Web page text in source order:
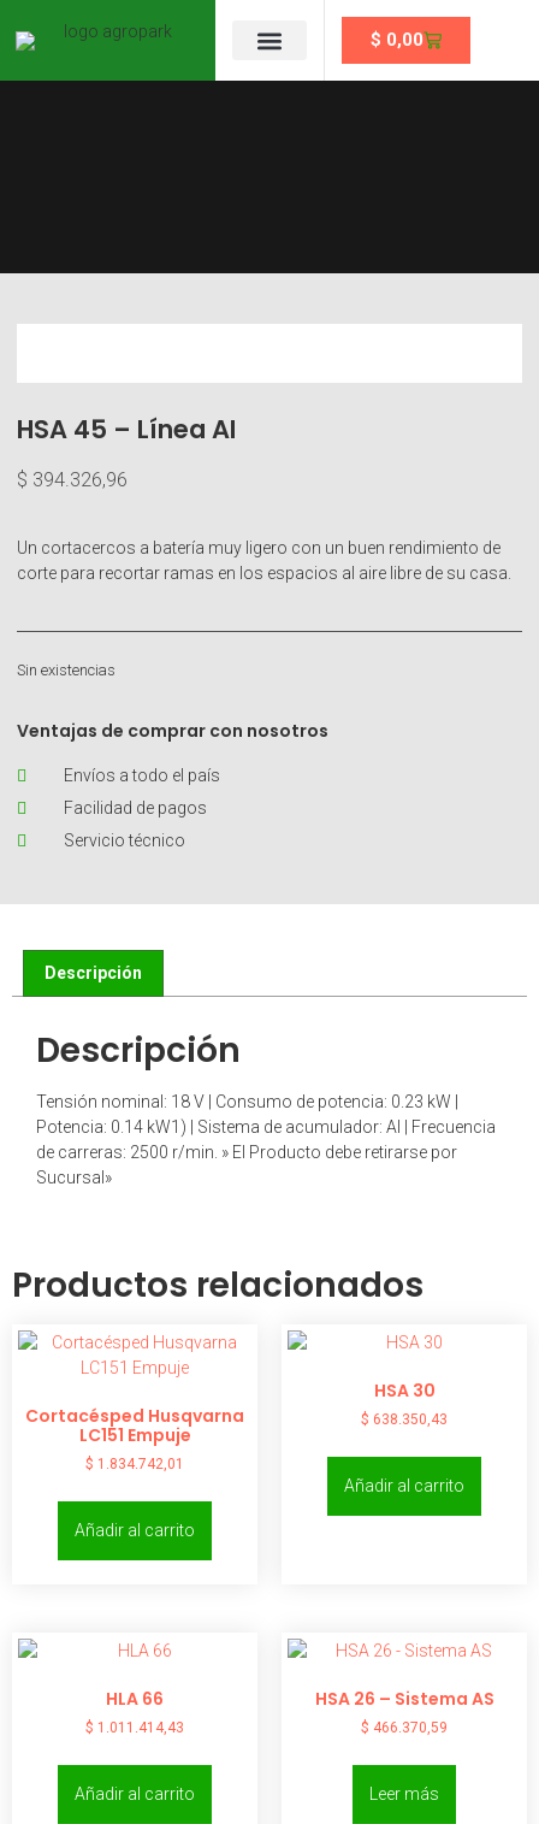
$ 0,00
HSA 45 – Línea AI
$ 394.326,96
Un cortacercos a batería muy ligero con un buen rendimiento de
corte para recortar ramas en los espacios al aire libre de su casa.
Sin existencias
Ventajas de comprar con nosotros
Envíos a todo el país
Facilidad de pagos
Servicio técnico
Descripción
Descripción
Tensión nominal: 18 V | Consumo de potencia: 0.23 kW |
Potencia: 0.14 kW1) | Sistema de acumulador: AI | Frecuencia
de carreras: 2500 r/min. » El Producto debe retirarse por
Sucursal»
Productos relacionados
Cortacésped Husqvarna
LC151 Empuje
$ 1.834.742,01
Añadir al carrito
HSA 30
$ 638.350,43
Añadir al carrito
HLA 66
$ 1.011.414,43
Añadir al carrito
HSA 26 – Sistema AS
$ 466.370,59
Leer más